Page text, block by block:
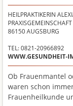
HEILPRAKTIKERIN
86150AUGSBURG
TEL: 0821-20966892
WWW.GESUNDHEIT-
Ob Frauenmantel
waren schon
Frauenheilkunde